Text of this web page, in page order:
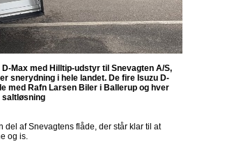
Max med Hilltip-udstyr til Snevagten A/S,
snerydning i hele landet. De fire Isuzu D-
med Rafn Larsen Biler i Ballerup og hver
saltløsning
del af Snevagtens flåde, der står klar til at
og is.